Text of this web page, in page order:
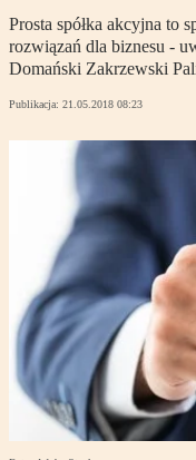
Prosta spółka akcyjna to
rozwiązań dla biznesu -
Domański Zakrzewski
Publikacja: 21.05.2018 08:23